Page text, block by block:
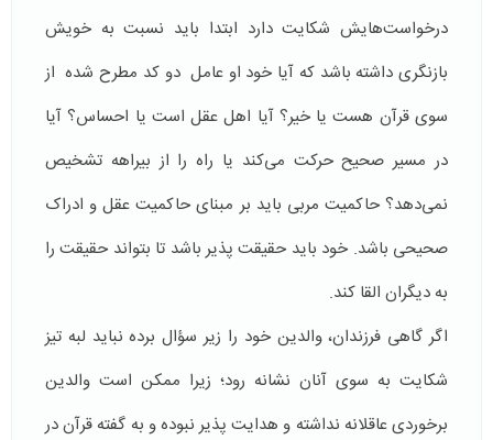
درخواست‌هایش شکایت دارد ابتدا باید نسبت به خویش
بازنگری داشته باشد که آیا خود او عامل دو کد مطرح شده از
سوی قرآن هست یا خیر؟ آیا اهل عقل است یا احساس؟ آیا
در مسیر صحیح حرکت می‌کند یا راه را از بیراهه تشخیص
نمی‌دهد؟ حاکمیت مربی باید بر مبنای حاکمیت عقل و ادراک
صحیحی باشد. خود باید حقیقت پذیر باشد تا بتواند حقیقت را
به دیگران القا کند.
اگر گاهی فرزندان، والدین خود را زیر سؤال برده نباید لبه تیز
شکایت به سوی آنان نشانه رود؛ زیرا ممکن است والدین
برخوردی عاقلانه نداشته‌ و هدایت پذیر نبوده‌ و به گفته قرآن در